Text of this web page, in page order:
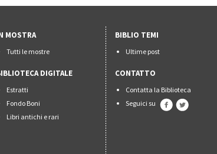
MOSTRA
Tutti le mostre
DIGITALE
Estratti
Fondo Boni
Libri antichi e rari
BIBLIO TEMI
Ultime post
CONTATTO
Contatta la Biblioteca
Seguici su